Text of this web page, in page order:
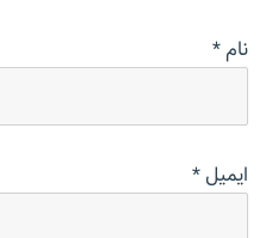
نام*
ایمیل*